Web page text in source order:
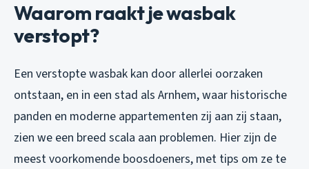
Waarom raakt je wasbak
verstopt?
Een verstopte wasbak kan door allerlei oorzaken
ontstaan, en in een stad als Arnhem, waar historische
panden en moderne appartementen zij aan zij staan,
zien we een breed scala aan problemen. Hier zijn de
meest voorkomende boosdoeners, met tips om ze te